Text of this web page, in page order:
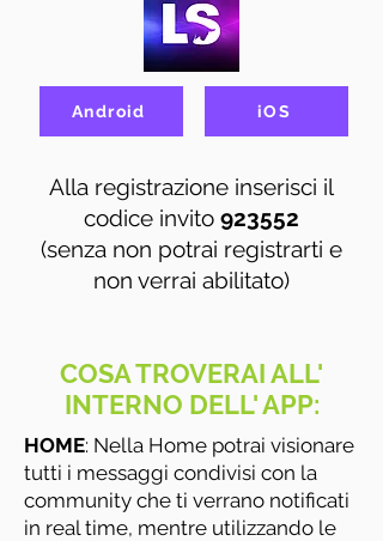
Android iOS
Alla registrazione inserisci il
codice invito 923552
(senza non potrai registrarti e
non verrai abilitato)
COSA TROVERAI ALL'
INTERNO DELL' APP:
HOME: Nella Home potrai visionare
tutti i messaggi condivisi con la
community che ti verrano notificati
in real time, mentre utilizzando le